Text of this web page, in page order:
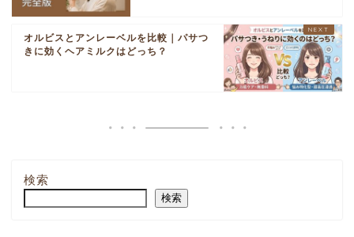
オルビスとアンレーベルを比較｜パサつ
きに効くヘアミルクはどっち？
検索
検索